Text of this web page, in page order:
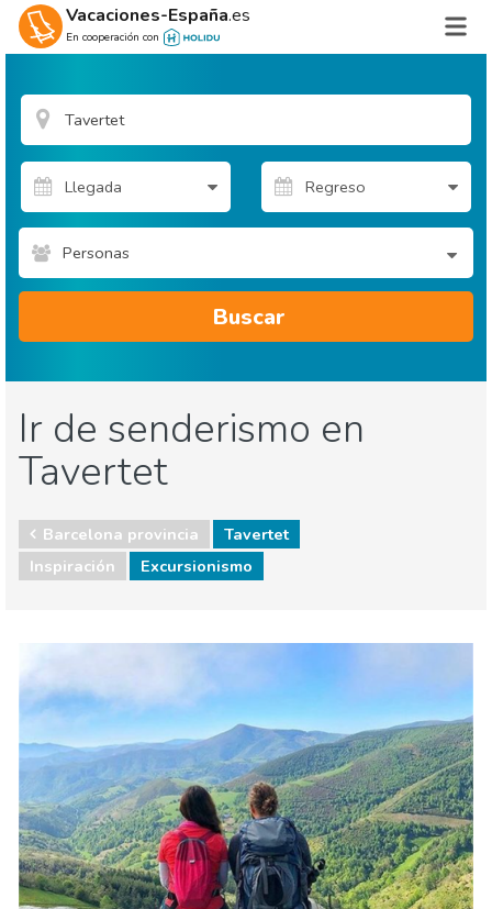
Vacaciones-España.es
En cooperación con
Personas
Buscar
Ir de senderismo en
Tavertet
Barcelona provincia
Tavertet
Inspiración
Excursionismo
Compras
Deporte & aventura
Familia & niños
Museos & Arte
Naturaleza & aire libre
Playas
Vida nocturna & Bares